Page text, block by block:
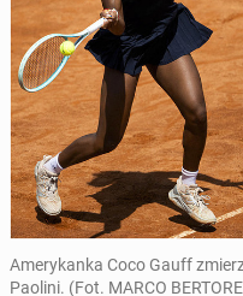
Amerykanka Coco Gauff
Paolini. (Fot. MARCO